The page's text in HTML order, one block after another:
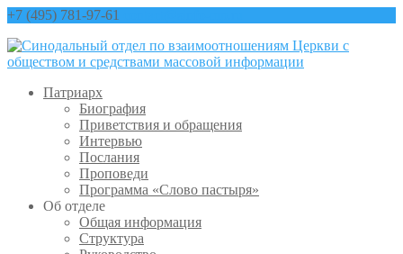
+7 (495) 781-97-61
Патриарх
Биография
Приветствия и обращения
Интервью
Послания
Проповеди
Программа «Слово пастыря»
Об отделе
Общая информация
Структура